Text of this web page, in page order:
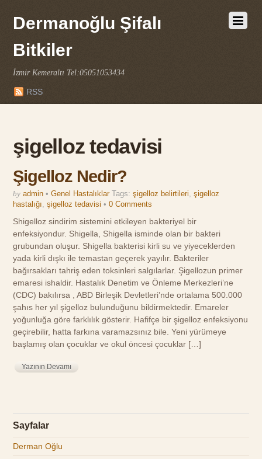
Dermanoğlu Şifalı
Bitkiler
İzmir Kemeraltı Tel:05051053434
RSS
şigelloz tedavisi
Şigelloz Nedir?
by admin • Genel Hastalıklar Tags:şigelloz belirtileri,şigelloz
hastalığı,şigelloz tedavisi •0 Comments
Shigelloz sindirim sistemini etkileyen bakteriyel bir
enfeksiyondur. Shigella, Shigella isminde olan bir bakteri
grubundan oluşur. Shigella bakterisi kirli su ve yiyeceklerden
yada kirli dışkı ile temastan geçerek yayılır. Bakteriler
bağırsakları tahriş eden toksinleri salgılarlar. Şigellozun primer
emaresi ishaldir. Hastalık Denetim ve Önleme Merkezleri’ne
(CDC) bakılırsa , ABD Birleşik Devletleri’nde ortalama 500.000
şahıs her yıl şigelloz bulunduğunu bildirmektedir. Emareler
yoğunluğa göre farklılık gösterir. Hafifçe bir şigelloz enfeksiyonu
geçirebilir, hatta farkına varamazsınız bile. Yeni yürümeye
başlamış olan çocuklar ve okul öncesi çocuklar […]
Yazının Devamı
Sayfalar
Derman Oğlu